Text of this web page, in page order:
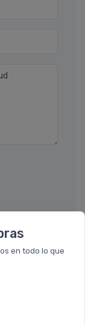
en todo lo que